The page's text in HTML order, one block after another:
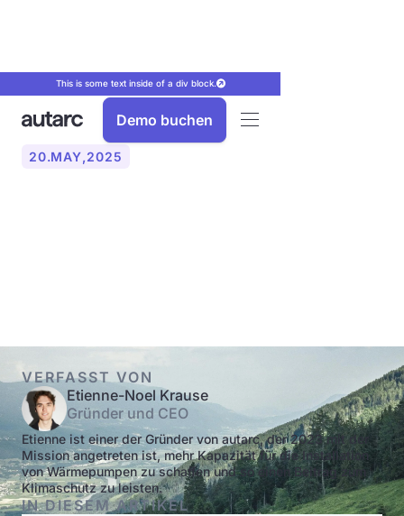
This is some text inside of a div block.
Demo buchen
20.MAY,2025
VERFASST VON
Etienne-Noel Krause
Gründer und CEO
Etienne ist einer der Gründer von autarc, der 2023 mit der
Mission angetreten ist, mehr Kapazität für die Installation
von Wärmepumpen zu schaffen und so einen Beitrag zum
Klimaschutz zu leisten.
IN DIESEM ARTIKEL